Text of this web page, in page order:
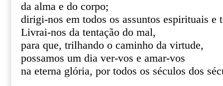
da alma e do corpo;
dirigi-nos em todos os assuntos espirituais e
Livrai-nos da tentação do mal,
para que, trilhando o caminho da virtude,
possamos um dia ver-vos e amar-vos
na eterna glória, por todos os séculos dos